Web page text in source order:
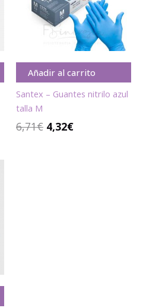
Añadir al carrito
Santex – Guantes nitrilo azul
talla M
6,71€ 4,32€